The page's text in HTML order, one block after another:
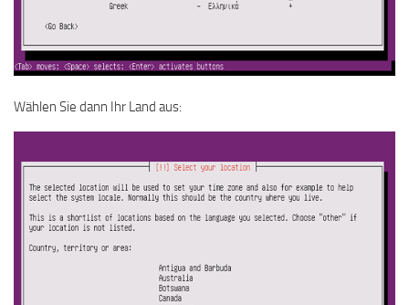
Wählen Sie dann Ihr Land aus: